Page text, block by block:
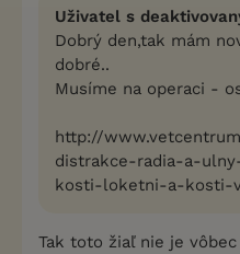
Uživatel s
Dobrý den,tak mám
dobré..
Musíme na operaci -
http://
distrakce-radia-a-
kosti-loketni-a-kosti-
Tak toto žiaľ nie je